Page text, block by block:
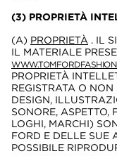
(3) PROPRIETÀ
(A) PROPRIETÀ . IL
IL MATERIALE
PROPRIETÀ
REGISTRATA O NON
DESIGN,
SONORE, ASPETTO,
LOGHI, MARCHI)
FORD E DELLE SUE
POSSIBILE